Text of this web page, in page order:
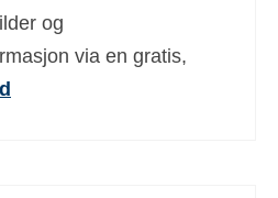
og
via en gratis,